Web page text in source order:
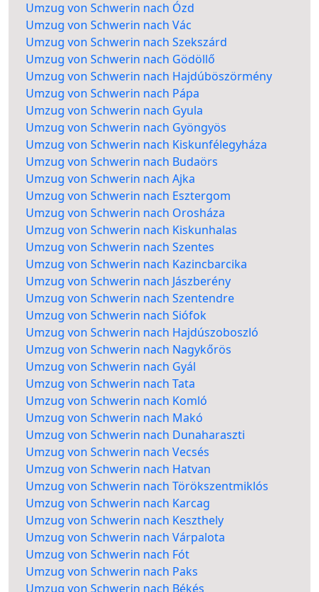
Umzug von Schwerin nach Ózd
Umzug von Schwerin nach Vác
Umzug von Schwerin nach Szekszárd
Umzug von Schwerin nach Gödöllő
Umzug von Schwerin nach Hajdúböszörmény
Umzug von Schwerin nach Pápa
Umzug von Schwerin nach Gyula
Umzug von Schwerin nach Gyöngyös
Umzug von Schwerin nach Kiskunfélegyháza
Umzug von Schwerin nach Budaörs
Umzug von Schwerin nach Ajka
Umzug von Schwerin nach Esztergom
Umzug von Schwerin nach Orosháza
Umzug von Schwerin nach Kiskunhalas
Umzug von Schwerin nach Szentes
Umzug von Schwerin nach Kazincbarcika
Umzug von Schwerin nach Jászberény
Umzug von Schwerin nach Szentendre
Umzug von Schwerin nach Siófok
Umzug von Schwerin nach Hajdúszoboszló
Umzug von Schwerin nach Nagykőrös
Umzug von Schwerin nach Gyál
Umzug von Schwerin nach Tata
Umzug von Schwerin nach Komló
Umzug von Schwerin nach Makó
Umzug von Schwerin nach Dunaharaszti
Umzug von Schwerin nach Vecsés
Umzug von Schwerin nach Hatvan
Umzug von Schwerin nach Törökszentmiklós
Umzug von Schwerin nach Karcag
Umzug von Schwerin nach Keszthely
Umzug von Schwerin nach Várpalota
Umzug von Schwerin nach Fót
Umzug von Schwerin nach Paks
Umzug von Schwerin nach Békés